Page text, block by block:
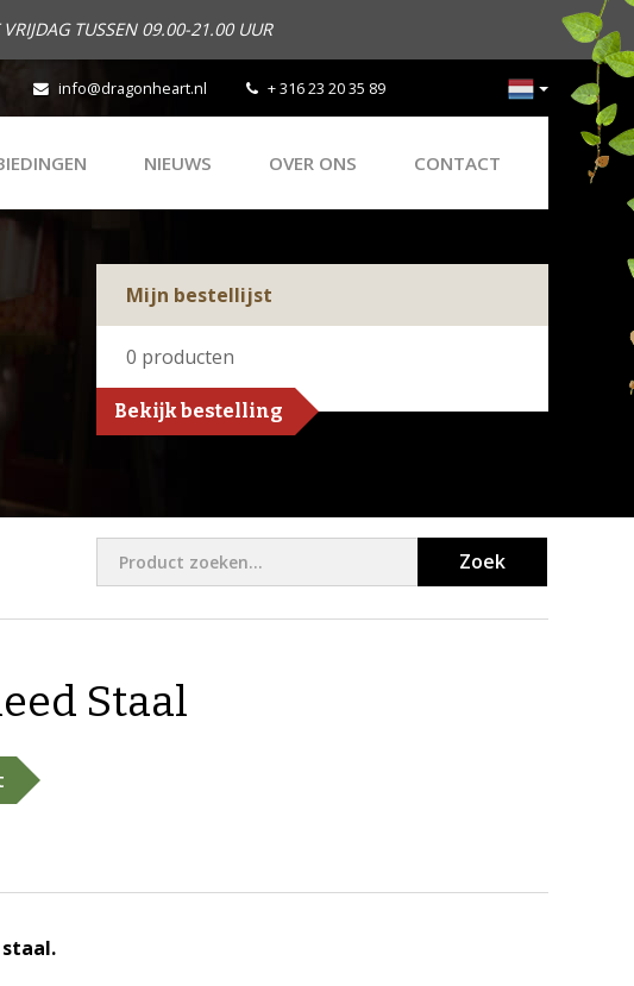
TUSSEN 09.00-21.00 UUR
info@dragonheart.nl + 316 23 20 35 89
NIEUWS OVER ONS CONTACT
Mijn bestellijst
0 producten
Bekijk bestelling
Zoek
Staal